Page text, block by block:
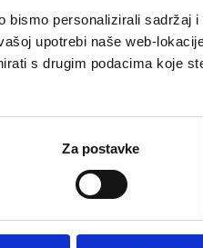
bismo personalizirali
upotrebi naše web-
s drugim podacima koje
Za postavke